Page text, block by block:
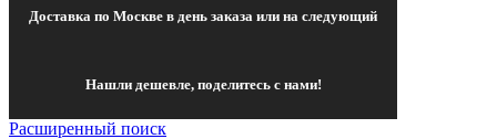
Доставка по Москве в день заказа или на следующий
Нашли дешевле, поделитесь с нами!
Расширенный поиск